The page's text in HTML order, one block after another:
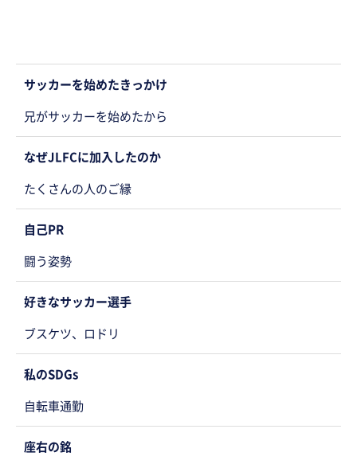
サッカーを始めたきっかけ
兄がサッカーを始めたから
なぜJLFCに加入したのか
たくさんの人のご縁
自己PR
闘う姿勢
好きなサッカー選手
ブスケツ、ロドリ
私のSDGs
自転車通勤
座右の銘